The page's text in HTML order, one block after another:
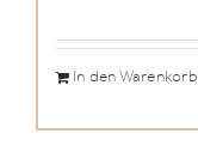
In den Warenkorb